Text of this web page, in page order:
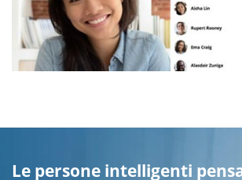
Le persone intelligenti